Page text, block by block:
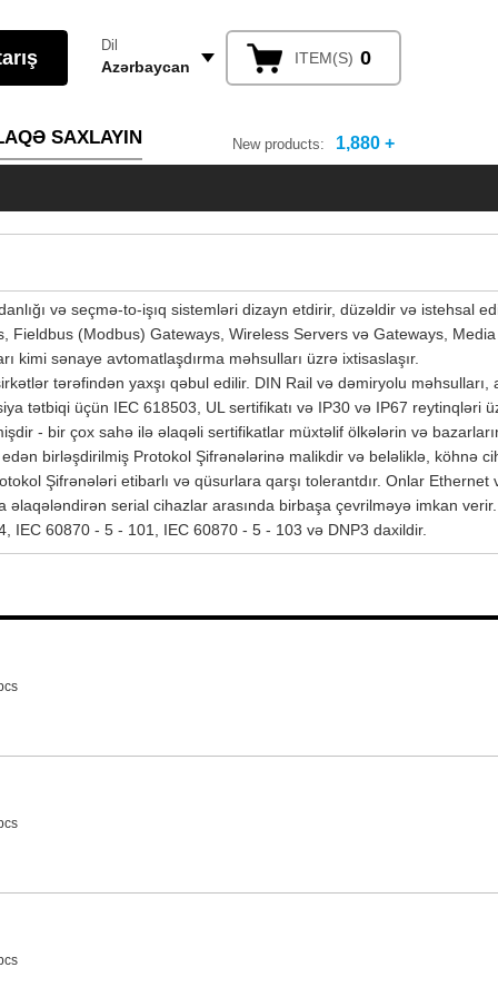
Dil
Azərbaycan ITEM(S) 0
SAXLAYIN New products: 1,880 +
və seçmə-to-işıq sistemləri dizayn etdirir, düzəldir və istehsal
Fieldbus (Modbus) Gateways, Wireless Servers və Gateways, Media
kimi sənaye avtomatlaşdırma məhsulları üzrə ixtisaslaşır.
tərəfindən yaxşı qəbul edilir. DIN Rail və dəmiryolu məhsulları,
tətbiqi üçün IEC 618503, UL sertifikatı və IP30 və IP67 reytinqləri
- bir çox sahə ilə əlaqəli sertifikatlar müxtəlif ölkələrin və
birləşdirilmiş Protokol Şifrənələrinə malikdir və beləliklə, köhnə
Şifrənələri etibarlı və qüsurlara qarşı tolerantdır. Onlar Ethernet
serial cihazlar arasında birbaşa çevrilməyə imkan verir.
IEC 60870 - 5 - 101, IEC 60870 - 5 - 103 və DNP3 daxildir.